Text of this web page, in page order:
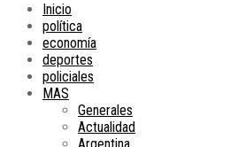
Inicio
política
economía
deportes
policiales
MAS
Generales
Actualidad